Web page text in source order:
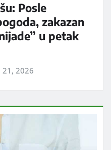
Posle
zakazan
u petak
21, 2026